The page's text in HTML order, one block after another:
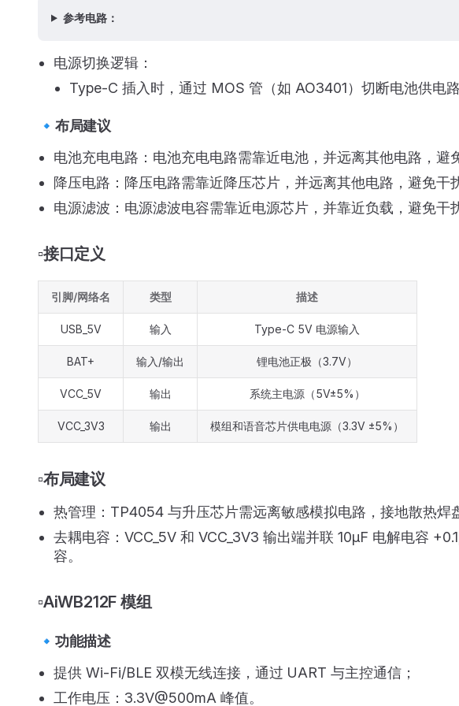
参考电路：
电源切换逻辑：
Type-C 插入时，通过 MOS 管（如 AO3401）切断电池供电路
🔹布局建议
电池充电电路：电池充电电路需靠近电池，并远离其他电路，避
降压电路：降压电路需靠近降压芯片，并远离其他电路，避免干
电源滤波：电源滤波电容需靠近电源芯片，并靠近负载，避免干
▫️接口定义
引脚/网络名 类型 描述
USB_5V 输入 Type-C 5V 电源输入
BAT+ 输入/输出 锂电池正极（3.7V）
VCC_5V 输出 系统主电源（5V±5%）
VCC_3V3 输出 模组和语音芯片供电电源（3.3V ±5%）
▫️布局建议
热管理：TP4054 与升压芯片需远离敏感模拟电路，接地散热焊
去耦电容：VCC_5V 和 VCC_3V3 输出端并联 10μF 电解电容
容。
▫️AiWB212F 模组
🔹功能描述
提供 Wi-Fi/BLE 双模无线连接，通过 UART 与主控通信；
工作电压：3.3V@500mA 峰值。